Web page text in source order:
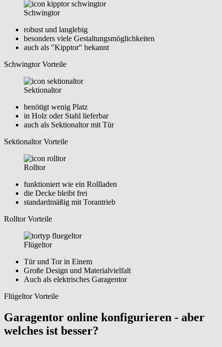
Schwingtor
robust und langlebig
besonders viele Gestaltungsmöglichkeiten
auch als "Kipptor" bekannt
Schwingtor Vorteile
Sektionaltor
benötigt wenig Platz
in Holz oder Stahl lieferbar
auch als Sektionaltor mit Tür
Sektionaltor Vorteile
Rolltor
funktioniert wie ein Rollladen
die Decke bleibt frei
standardmäßig mit Torantrieb
Rolltor Vorteile
Flügeltor
Tür und Tor in Einem
Große Design und Materialvielfalt
Auch als elektrisches Garagentor
Flügeltor Vorteile
Garagentor online konfigurieren - aber
welches ist besser?